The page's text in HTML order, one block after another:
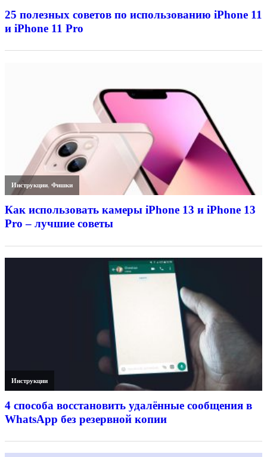
25 полезных советов по использованию iPhone 11
и iPhone 11 Pro
Инструкции,Фишки
Как использовать камеры iPhone 13 и iPhone 13
Pro – лучшие советы
Инструкции
4 способа восстановить удалённые сообщения в
WhatsApp без резервной копии